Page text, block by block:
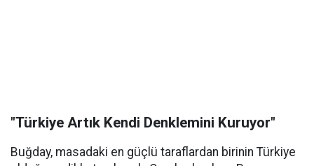
"Türkiye Artık Kendi Denklemini Kuruyor"
Buğday, masadaki en güçlü taraflardan birinin Türkiye